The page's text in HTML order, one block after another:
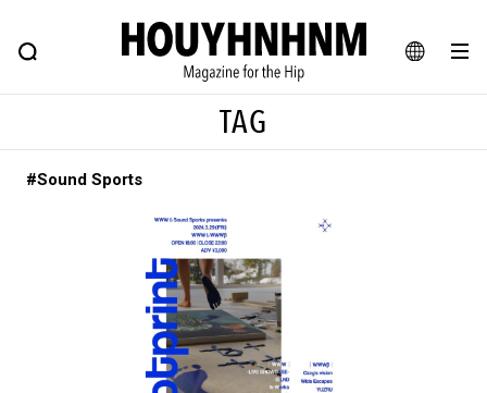
JA
FEATURE BLOG SNAP
ヒップなファッション、カルチャー、ライフスタイルWEBマガジン
#SHOPPING ADDICT
#ESSENTIAL DESIGNS #古着サミット
#NEW VINTAGE #マイナーグッド図鑑
#路地裏てぃーん。 #MONTHLY JOURNAL
#GH 銘品の所以 #フイナムのYouTube
TAG
#Sound Sports